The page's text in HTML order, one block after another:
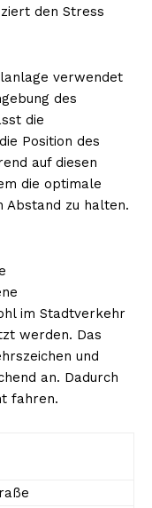
den Stress
verwendet
des
die
Position des
auf diesen
die optimale
Abstand zu halten.
im Stadtverkehr
werden. Das
und
an. Dadurch
fahren.